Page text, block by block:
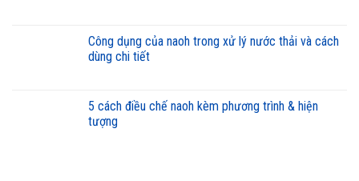
công dụng của naoh trong xử lý nước thải và cách
dùng chi tiết
5 cách điều chế naoh kèm phương trình & hiện
tượng